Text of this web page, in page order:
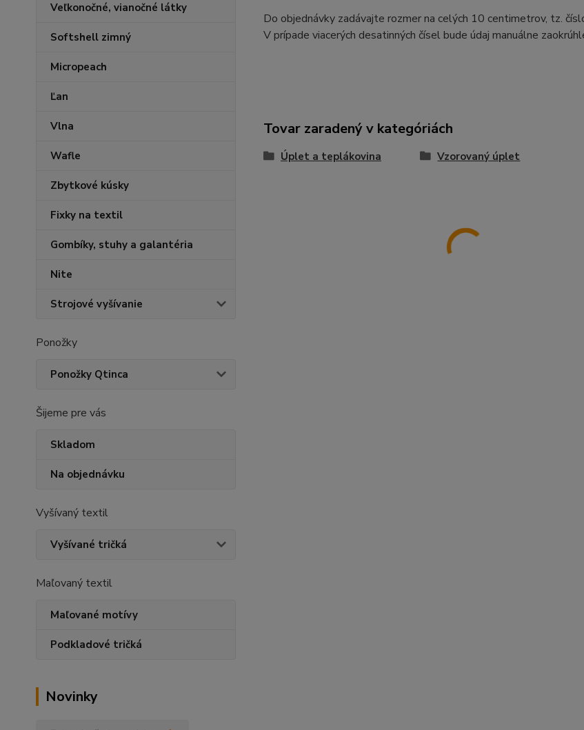
Veľkonočné, vianočné látky
Softshell zimný
Micropeach
Ľan
Vlna
Wafle
Zbytkové kúsky
Fixky na textil
Gombíky, stuhy a galantéria
Nite
Strojové vyšívanie
Ponožky
Ponožky Qtinca
Šijeme pre vás
Skladom
Na objednávku
Vyšívaný textil
Vyšívané tričká
Maľovaný textil
Maľované motívy
Podkladové tričká
Novinky
Do objednávky zadávajte rozmer na celých 10 centimetrov, tz.
V prípade viacerých desatinných čísel bude údaj manuálne
Tovar zaradený v kategóriách
Úplet a teplákovina Vzorovaný úplet